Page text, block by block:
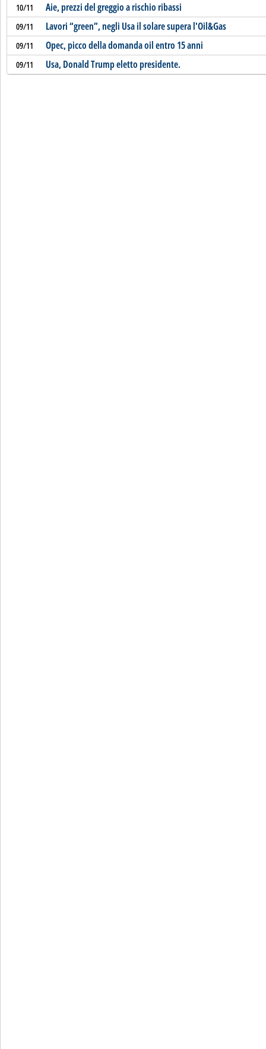
10/11 Aie, prezzi del greggio a rischio ribassi
09/11 Lavori “green”, negli Usa il solare supera l'Oil&Gas
09/11 Opec, picco della domanda oil entro 15 anni
09/11 Usa, Donald Trump eletto presidente.